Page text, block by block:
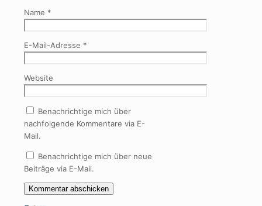
Name *
E-Mail-Adresse *
Website
Benachrichtige mich über
nachfolgende Kommentare via E-
Mail.
Benachrichtige mich über neue
Beiträge via E-Mail.